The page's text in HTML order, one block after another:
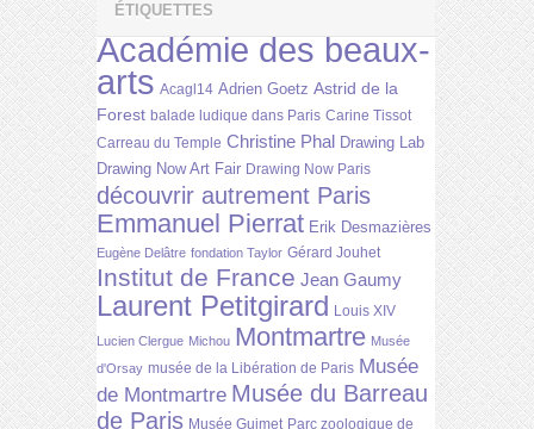
ÉTIQUETTES
Académie des beaux-
arts Acagl14 Adrien Goetz Astrid de la
Forest balade ludique dans Paris Carine Tissot
Carreau du Temple Christine Phal Drawing Lab
Drawing Now Art Fair Drawing Now Paris
découvrir autrement Paris
Emmanuel Pierrat Erik Desmazières
Eugène Delâtre fondation Taylor Gérard Jouhet
Institut de France Jean Gaumy
Laurent Petitgirard Louis XIV
Lucien Clergue Michou Montmartre Musée
d'Orsay musée de la Libération de Paris Musée
de Montmartre Musée du Barreau
de Paris Musée Guimet Parc zoologique de